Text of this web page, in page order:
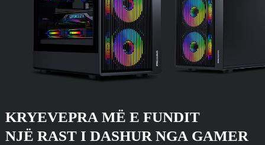
KRYEVEPRA MË E FUNDIT
NJË RAST I DASHUR NGA GAMER